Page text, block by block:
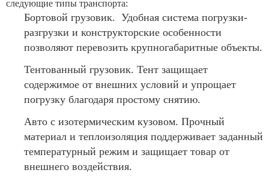
следующие типы транспорта:
Бортовой грузовик. Удобная система погрузки-
разгрузки и конструкторские особенности
позволяют перевозить крупногабаритные объекты.
Тентованный грузовик. Тент защищает
содержимое от внешних условий и упрощает
погрузку благодаря простому снятию.
Авто с изотермическим кузовом. Прочный
материал и теплоизоляция поддерживает заданный
температурный режим и защищает товар от
внешнего воздействия.